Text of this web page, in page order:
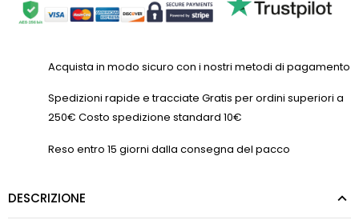
Acquista in modo sicuro con i nostri metodi di pagamento
Spedizioni rapide e tracciate Gratis per ordini superiori a
250€ Costo spedizione standard 10€
Reso entro 15 giorni dalla consegna del pacco
DESCRIZIONE